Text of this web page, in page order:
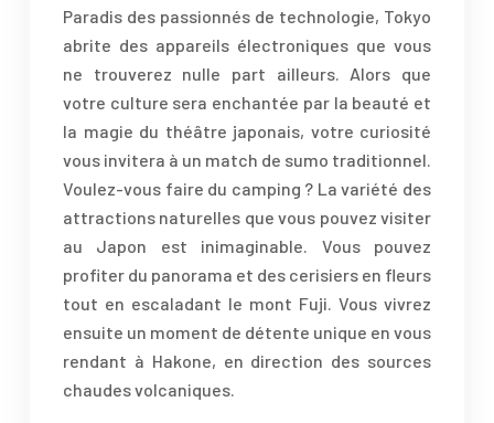
Paradis des passionnés de technologie, Tokyo
abrite des appareils électroniques que vous
ne trouverez nulle part ailleurs. Alors que
votre culture sera enchantée par la beauté et
la magie du théâtre japonais, votre curiosité
vous invitera à un match de sumo traditionnel.
Voulez-vous faire du camping ? La variété des
attractions naturelles que vous pouvez visiter
au Japon est inimaginable. Vous pouvez
profiter du panorama et des cerisiers en fleurs
tout en escaladant le mont Fuji. Vous vivrez
ensuite un moment de détente unique en vous
rendant à Hakone, en direction des sources
chaudes volcaniques.